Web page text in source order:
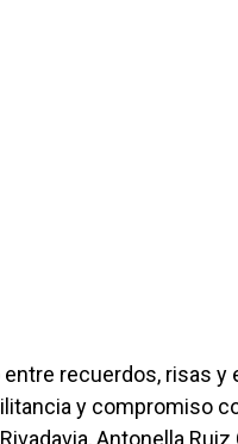
recuerdos, risas
y compromiso
Antonella